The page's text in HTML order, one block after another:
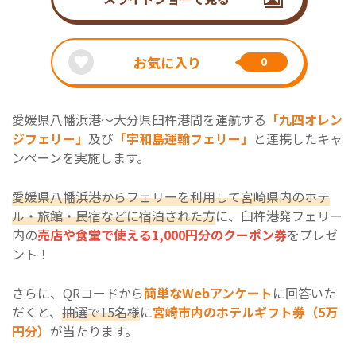
お気に入り 0
愛媛県八幡浜港～大分県臼杵港間を運航する 「九四オレン
ジフェリー」 及び 「宇和島運輸フェリー」 と連携したキャ
ンペーンを実施します。
愛媛県八幡浜港からフェリーを利用して宮崎県内のホテ
ル・旅館・民宿などに宿泊された方に、臼杵港発フェリー
内の売店や食堂で使える1,000円分のクーポン券をプレゼ
ント！
さらに、QRコードから簡単なWebアンケートに回答いた
だくと、 抽選で15名様に宮崎市内のホテルギフト券（5万
円分） が当たります。